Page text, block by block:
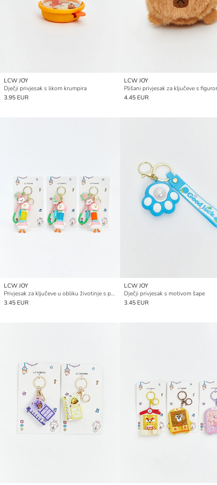
LCW JOY
Dječji privjesak s likom krumpira
3.95 EUR
LCW JOY
4.45 EUR
LCW JOY
Privjesak za ključeve u obliku životinje s produženim vratom
3.45 EUR
LCW JOY
Dječji privjesak s motivom šape
3.45 EUR